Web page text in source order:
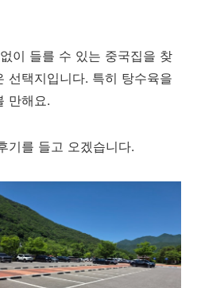
이 들를 수 있는 중국집을 찾
선택지입니다. 특히 탕수육을
만해요.
기를 들고 오겠습니다.